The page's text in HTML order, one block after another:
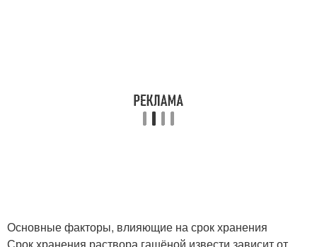
Основные факторы, влияющие на срок хранения